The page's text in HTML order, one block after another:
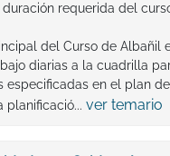
duración requerida del
del Curso de Albañil
diarias a la cuadrilla
especificadas en el plan
planificació... ver temario